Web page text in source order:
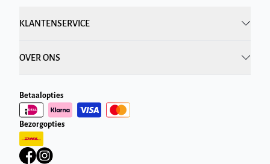
KLANTENSERVICE
OVER ONS
Betaalopties
Bezorgopties